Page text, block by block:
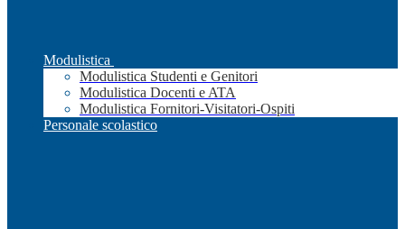
Modulistica
Modulistica Studenti e Genitori
Modulistica Docenti e ATA
Modulistica Fornitori-Visitatori-Ospiti
Personale scolastico